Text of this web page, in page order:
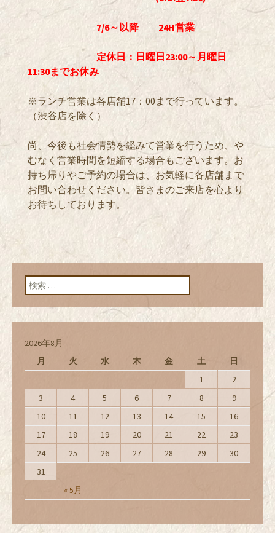
7/6～以降 24H営業
定休日：日曜日23:00～月曜日
11:30までお休み
※ランチ営業は各店舗17：00まで行っています。
（渋谷店を除く）
尚、今後も社会情勢を鑑みて営業を行うため、や
むなく営業時間を短縮する場合もございます。お
持ち帰りやご予約の場合は、お気軽に各店舗まで
お問い合わせください。皆さまのご来店を心より
お待ちしております。
検索:
2026年8月
月
火 水 木 金 土 日
« 5月
1
2
3
4 5 6 7 8
9
10
11 12 13 14 15
16
17
18 19 20 21 22
23
24
25 26 27 28 29
30
31